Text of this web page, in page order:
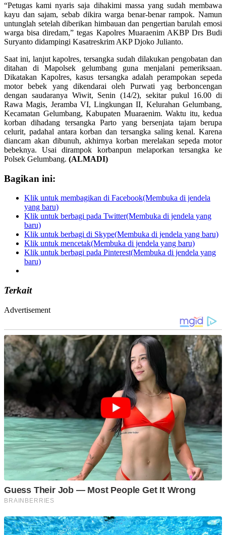
“Petugas kami nyaris saja dihakimi massa yang sudah membawa
kayu dan sajam, sebab dikira warga benar-benar rampok. Namun
untunglah setelah diberikan himbauan dan pengertian barulah emosi
warga bisa diredam,” tegas Kapolres Muaraenim AKBP Drs Budi
Suryanto didampingi Kasatreskrim AKP Djoko Julianto.
Saat ini, lanjut kapolres, tersangka sudah dilakukan pengobatan dan
ditahan di Mapolsek gelumbang guna menjalani pemeriksaan.
Dikatakan Kapolres, kasus tersangka adalah perampokan sepeda
motor bebek yang dikendarai oleh Purwati yag berboncengan
dengan saudaranya Wiwit, Senin (14/2), sekitar pukul 16.00 di
Rawa Magis, Jeramba VI, Lingkungan II, Kelurahan Gelumbang,
Kecamatan Gelumbang, Kabupaten Muaraenim. Waktu itu, kedua
korban dihadang tersangka Parto yang bersenjata tajam berupa
celurit, padahal antara korban dan tersangka saling kenal. Karena
diancam akan dibunuh, akhirnya korban merelakan sepeda motor
bebeknya. Usai dirampok korbanpun melaporkan tersangka ke
Polsek Gelumbang. (ALMADI)
Bagikan ini:
Klik untuk membagikan di Facebook(Membuka di jendela
yang baru)
Klik untuk berbagi pada Twitter(Membuka di jendela yang
baru)
Klik untuk berbagi di Skype(Membuka di jendela yang baru)
Klik untuk mencetak(Membuka di jendela yang baru)
Klik untuk berbagi pada Pinterest(Membuka di jendela yang
baru)
Terkait
Advertisement